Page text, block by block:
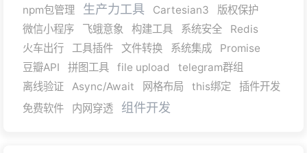
npm包管理
生产力工具 Cartesian3
版权保护
微信小程序
飞蛾意象 构建工具 系统安全
Redis
火车出行
工具插件 文件转换 系统集成
Promise
豆瓣API
拼图工具 file upload
telegram群组
离线验证
Async/Await 网格布局 this绑定
插件开发
免费软件
内网穿透 组件开发